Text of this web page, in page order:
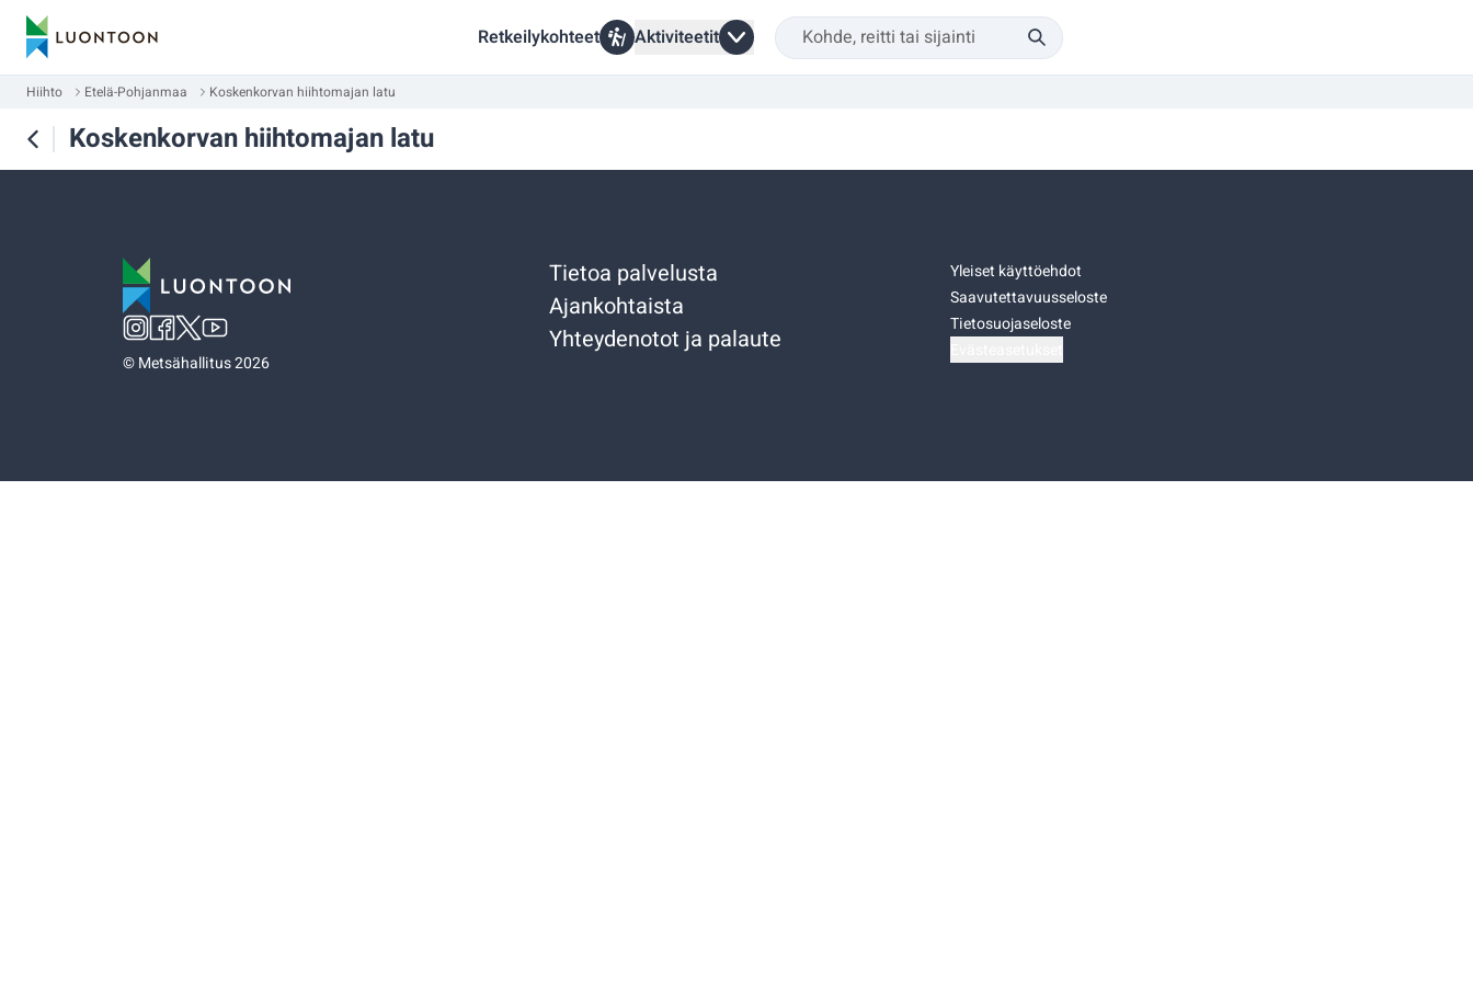
Retkeilykohteet Aktiviteetit
Hiihto Etelä-Pohjanmaa Koskenkorvan hiihtomajan latu
Koskenkorvan hiihtomajan latu
©Metsähallitus 2026
Tietoa palvelusta
Ajankohtaista
Yhteydenotot ja palaute
Yleiset käyttöehdot
Saavutettavuusseloste
Tietosuojaseloste